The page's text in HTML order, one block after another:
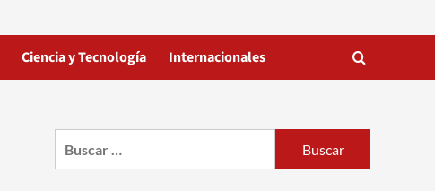
Ciencia y Tecnología Internacionales